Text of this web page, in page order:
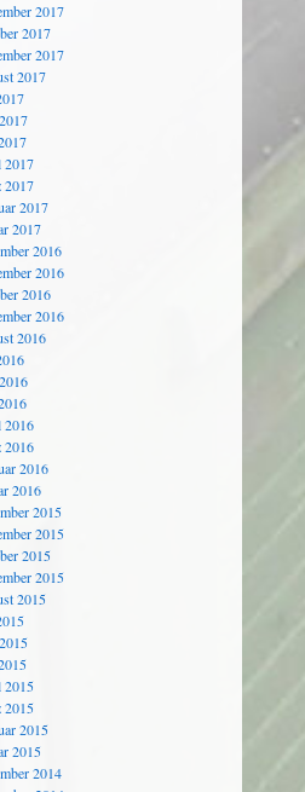
2017
2017
2017
2017
2017
2017
2017
2016
2016
2016
2016
2016
2016
2016
2016
2015
2015
2015
2015
2015
2015
2015
2015
2014